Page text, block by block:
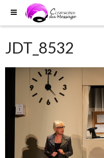
JDT_8532